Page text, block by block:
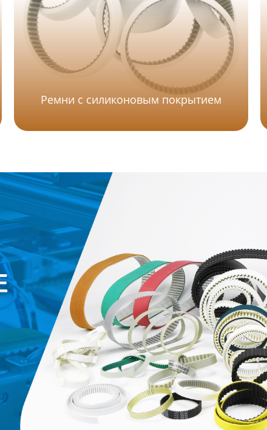
Ремни с силиконовым покрытием